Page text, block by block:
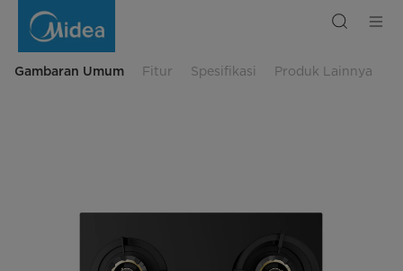
Kompor
TerbaikGambaran Umum Fitur Spesifikasi Produk Lainnya